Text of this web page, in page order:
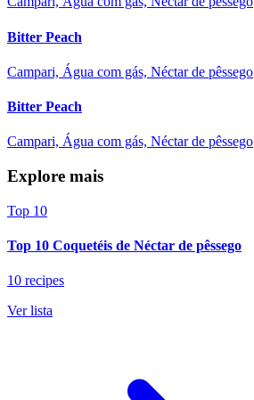
Bitter Peach
Campari, Água com gás, Néctar de pêssego
Bitter Peach
Campari, Água com gás, Néctar de pêssego
Explore mais
Top 10
Top 10 Coquetéis de Néctar de pêssego
10 recipes
Ver lista